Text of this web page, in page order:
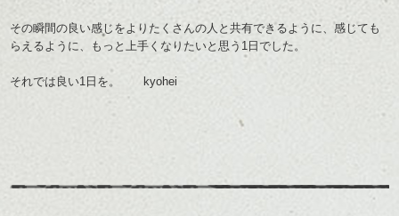
その瞬間の良い感じをよりたくさんの人と共有できるように、感じても
らえるように、もっと上手くなりたいと思う1日でした。
それでは良い1日を。 kyohei